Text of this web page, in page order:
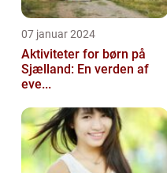
07 januar 2024
Aktiviteter for børn på
Sjælland: En verden af
eve...